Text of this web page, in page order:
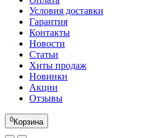
Условия доставки
Гарантия
Контакты
Новости
Статьи
Хиты продаж
Новинки
Акции
Отзывы
0Корзина